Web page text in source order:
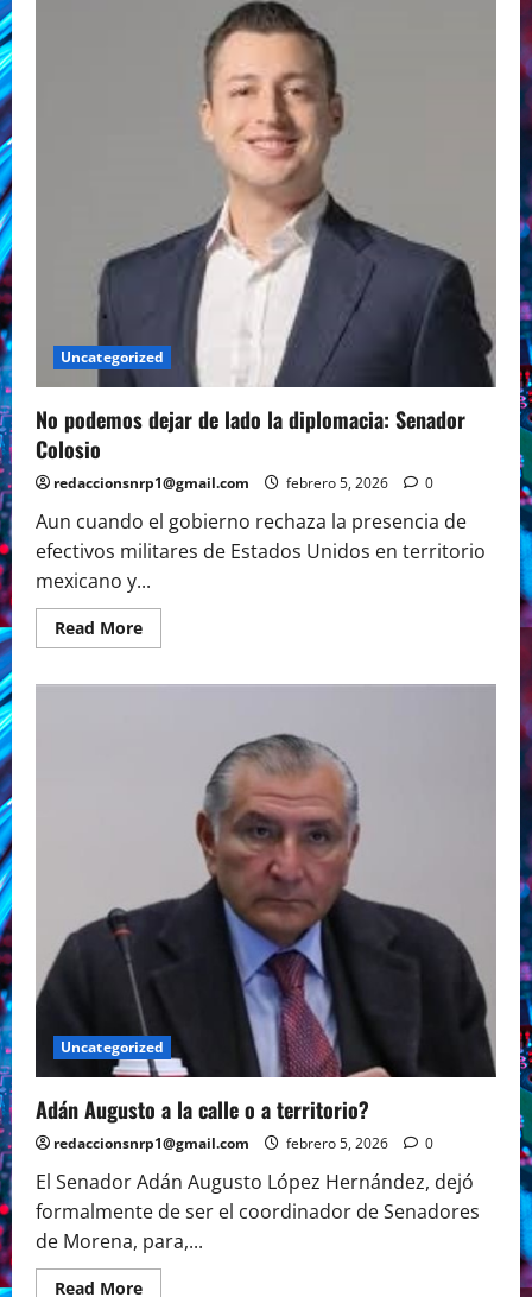
suplente
Uncategorized
No podemos dejar de lado la diplomacia: Senador
Colosio
redaccionsnrp1@gmail.com febrero 5, 2026 0
Aun cuando el gobierno rechaza la presencia de
efectivos militares de Estados Unidos en territorio
mexicano y...
Read MoreRead
more
diplomacia:
Senador
Colosio
Uncategorized
Adán Augusto a la calle o a territorio?
redaccionsnrp1@gmail.com febrero 5, 2026 0
El Senador Adán Augusto López Hernández, dejó
formalmente de ser el coordinador de Senadores
de Morena, para,...
Read MoreRead